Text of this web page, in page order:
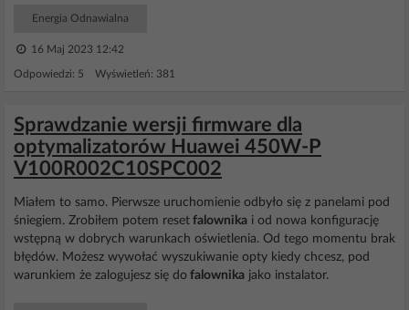
Energia Odnawialna
16 Maj 2023 12:42
Odpowiedzi: 5 Wyświetleń: 381
Sprawdzanie wersji firmware dla
optymalizatorów Huawei 450W-P
V100R002C10SPC002
Miałem to samo. Pierwsze uruchomienie odbyło się z panelami pod
śniegiem. Zrobiłem potem reset falownika i od nowa konfigurację
wstępną w dobrych warunkach oświetlenia. Od tego momentu brak
błędów. Możesz wywołać wyszukiwanie opty kiedy chcesz, pod
warunkiem że zalogujesz się do falownika jako instalator.